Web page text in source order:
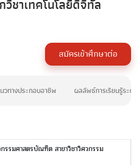
ชาเทคโนโลยีดิจิทัล
สมัครเข้าศึกษาต่อ
วทางประกอบอาชีพ ผลลัพธ์การเรียนรู้ระ
รรมศาสตรบัณฑิต สาขาวิชาวิศวกรรม